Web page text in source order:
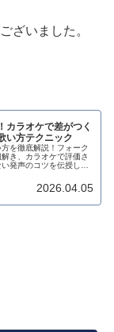
ざいました。
カラオケで差がつく
い方テクニック
を徹底解説！フォーク
き、カラオケで評価さ
発声のコツを伝授しま
2026.04.05